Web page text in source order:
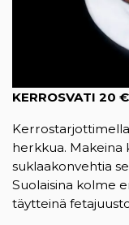
KERROSVATI 20 €
herkkua. Makeina
suklaakonvehtia
Suolaisina kolme
täytteinä